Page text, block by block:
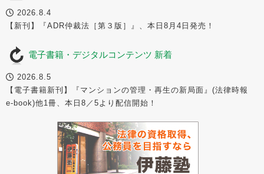
2026.8.4
【新刊】『ADR仲裁法［第３版］』、本日8月4日発売！
電子書籍・デジタルコンテンツ 新着
2026.8.5
【電子書籍新刊】『マンションの管理・再生の新局面』(法律時報
e-book)他1冊、本日8／5より配信開始！